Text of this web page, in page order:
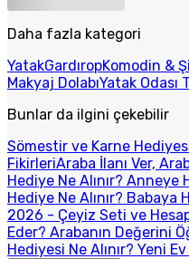
Daha fazla kategori
YatakGardıropKomodin &
Makyaj DolabıYatak Odası
Bunlar da ilgini çekebilir
Sömestir ve Karne
FikirleriAraba İlanı Ver,
Hediye Ne Alınır? Anneye
Hediye Ne Alınır? Babaya
2026 - Çeyiz Seti ve
Eder? Arabanın Değerini
Hediyesi Ne Alınır? Yeni